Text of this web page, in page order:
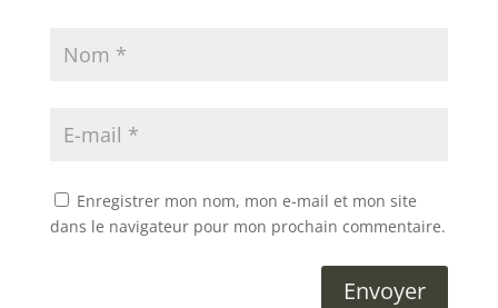
Enregistrer mon nom, mon e-mail et mon site
dans le navigateur pour mon prochain commentaire.
Envoyer